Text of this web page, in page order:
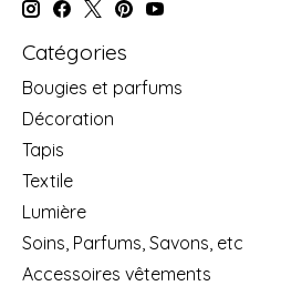
Catégories
Bougies et parfums
Décoration
Tapis
Textile
Lumière
Soins, Parfums, Savons, etc
Accessoires vêtements